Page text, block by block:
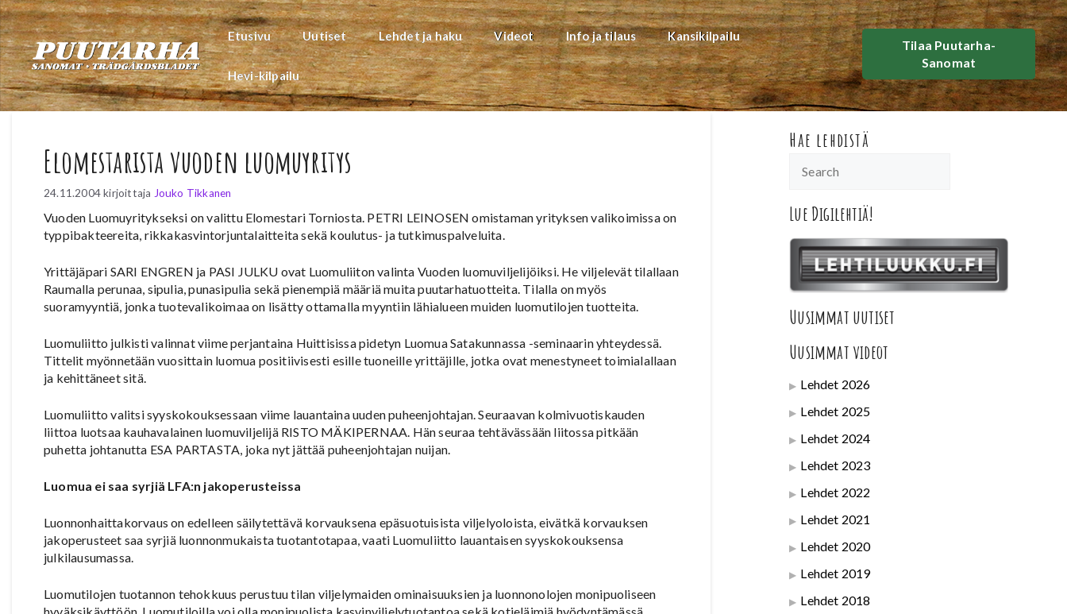
Siirry
sisältöön
Etusivu Uutiset Lehdet ja haku Videot Info ja tilaus Kansikilpailu
Hevi-kilpailu
Tilaa Puutarha-
Sanomat
Elomestarista vuoden luomuyritys
24.11.2004 kirjoittaja Jouko Tikkanen
Vuoden Luomuyritykseksi on valittu Elomestari Torniosta. PETRI LEINOSEN omistaman yrityksen valikoimissa on
typpibakteereita, rikkakasvintorjuntalaitteita sekä koulutus- ja tutkimuspalveluita.
Yrittäjäpari SARI ENGREN ja PASI JULKU ovat Luomuliiton valinta Vuoden luomuviljelijöiksi. He viljelevät tilallaan
Raumalla perunaa, sipulia, punasipulia sekä pienempiä määriä muita puutarhatuotteita. Tilalla on myös
suoramyyntiä, jonka tuotevalikoimaa on lisätty ottamalla myyntiin lähialueen muiden luomutilojen tuotteita.
Luomuliitto julkisti valinnat viime perjantaina Huittisissa pidetyn Luomua Satakunnassa -seminaarin yhteydessä.
Tittelit myönnetään vuosittain luomua positiivisesti esille tuoneille yrittäjille, jotka ovat menestyneet toimialallaan
ja kehittäneet sitä.
Luomuliitto valitsi syyskokouksessaan viime lauantaina uuden puheenjohtajan. Seuraavan kolmivuotiskauden
liittoa luotsaa kauhavalainen luomuviljelijä RISTO MÄKIPERNAA. Hän seuraa tehtävässään liitossa pitkään
puhetta johtanutta ESA PARTASTA, joka nyt jättää puheenjohtajan nuijan.
Luomua ei saa syrjiä LFA:n jakoperusteissa
Luonnonhaittakorvaus on edelleen säilytettävä korvauksena epäsuotuisista viljelyoloista, eivätkä korvauksen
jakoperusteet saa syrjiä luonnonmukaista tuotantotapaa, vaati Luomuliitto lauantaisen syyskokouksensa
julkilausumassa.
Luomutilojen tuotannon tehokkuus perustuu tilan viljelymaiden ominaisuuksien ja luonnonolojen monipuoliseen
Hae lehdistä
Lue Digilehtiä!
Uusimmat uutiset
Uusimmat videot
Lehdet 2026
Lehdet 2025
Lehdet 2024
Lehdet 2023
Lehdet 2022
Lehdet 2021
Lehdet 2020
Lehdet 2019
Lehdet 2018